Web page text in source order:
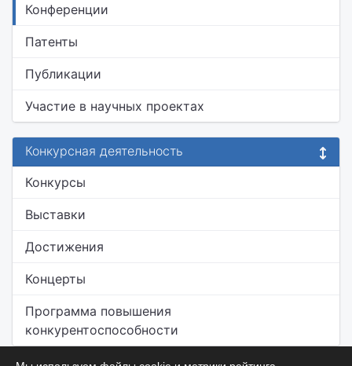
Конференции
Патенты
Публикации
Участие в научных проектах
Конкурсная деятельность
Конкурсы
Выставки
Достижения
Концерты
Программа повышения
конкурентоспособности